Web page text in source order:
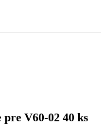
V60-02 40 ks